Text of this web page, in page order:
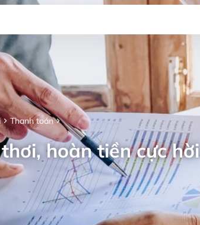
Thanh toán
hoàn tiền cực hời